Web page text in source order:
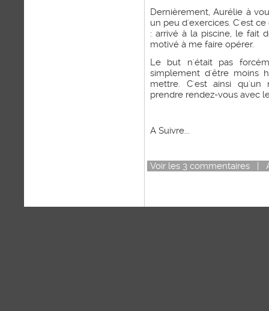
Dernièrement, Aurélie à
un peu d'exercices. C'est
: arrivé à la piscine, le fait
motivé à me faire opérer.
Le but n'était pas
simplement d'être moins
mettre. C'est ainsi qu'un
prendre rendez-vous avec
A Suivre...
Voir les 3 commentaires |